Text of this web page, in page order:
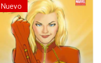
Nuevo